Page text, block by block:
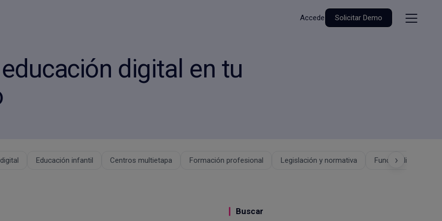
Accede Solicitar Demo
digital en tu
Educación infantil Centros multietapa Formación profesional Legislación y normativa Funcionalidades
›
Buscar